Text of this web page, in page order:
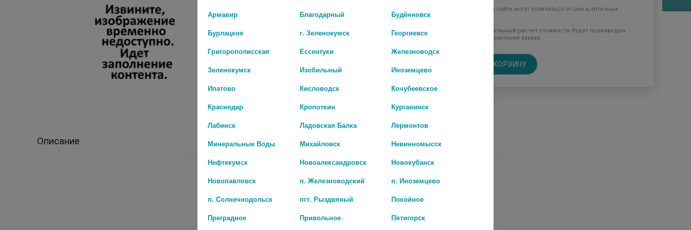
внешний вид и описание товара без предварительного
уведомления.
Цены на сайте могут отличаться от цен в аптечных
Окончательный расчет стоимости будет произведен
при оформлении заказа.
В КОРЗИНУ
Описание Наличие в аптеках
Армавир Благодарный
Будённовск
Бурлацкое
г. Зеленокумск
Георгиевск
Григорополисская
Ессентуки
Железноводск
Зеленокумск
Изобильный
Иноземцево
Ипатово
Кисловодск
Кочубеевское
Краснодар
Кропоткин
Курганинск
Лабинск
Ладовская Балка
Лермонтов
Минеральные Воды
Михайловск
Невинномысск
Нефтекумск
Новоалександровск
Новокубанск
Новопавловск
п. Железноводский
п. Иноземцево
п. Солнечнодольск
пгт. Рыздвяный
Покойное
Преградное
Привольное Пятигорск